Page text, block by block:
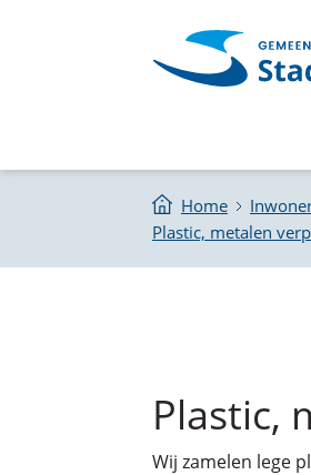
Home
Plastic, metalen
Plastic,
Wij zamelen lege